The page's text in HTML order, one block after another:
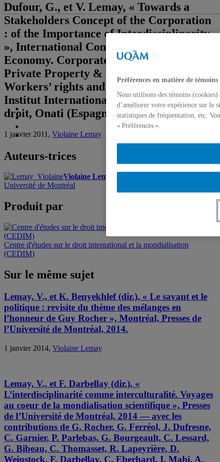
Dufour, G., et V. Lemay, « Towards a
Stakeholders Concept of the Corporation
: of the Importance of Interdisciplinarity
», International Conference on the Social
Economy. Corporate Responsability,
Private Property & Partnerships.
Workers’ rights and Cooperatives,
Institut International de sociologie du
droit, Onati (Espagne), le 6 juillet 2011.
1 janvier 2011, Violaine Lemay
Auteurs-trices
Violaine Lemay
Université de Montréal
Produit par
Centre d'études sur le droit international et la mondialisation
(CEDIM)
Sur le même sujet
Lemay, V., et K. Benyekhlef (dir.), « Le savant et le
politique : revisite du thème des mélanges en
l’honneur de Guy Rocher », Montréal, Presses de
l’Université de Montréal, 2014.
1 janvier 2014, Violaine Lemay
Lemay, V., et F. Darbellay (dir.), «
L’interdisciplinarité comme interculturalité. Voyages
au coeur de la mondialisation scientifique », Presses
de l’Université de Montréal, 2014 — avec les
contributions de G. Rocher, G. Ferréol, J. Dufresne,
C. Garnier, P. Parlebas, G. Bourgeault, C. Lessard,
G. Bibeau, C. Thomasset, R. Lapeyrière, D.
Weinstock, F. Darbellay, C. Eberhard, I. Mahi, A.
Préférences en matière de témoins
Nous utilisons des témoins
d’améliorer votre expérience sur le
statistiques de fréquentation, etc.
« Préférences ».